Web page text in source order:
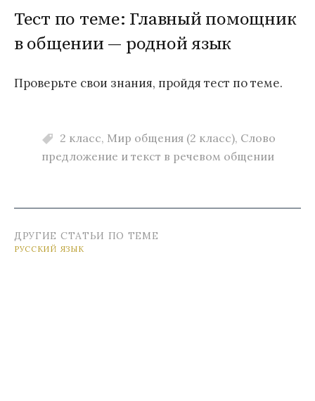
Тест по теме: Главный помощник
в общении — родной язык
Проверьте свои знания, пройдя тест по теме.
2 класс, Мир общения (2 класс), Слово
предложение и текст в речевом общении
ДРУГИЕ СТАТЬИ ПО ТЕМЕ
РУССКИЙ ЯЗЫК